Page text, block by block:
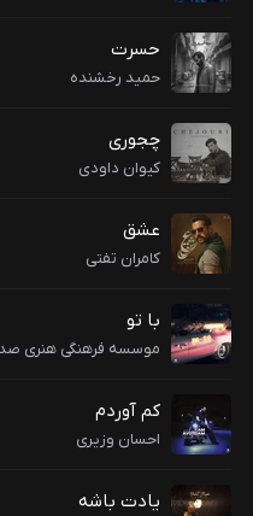
حسرت
حمید رخشنده
چجوری
کیوان داودی
عشق
کامران تفتی
با تو
موسسه فرهنگی هنری
کم آوردم
احسان وزیری
یادت باشه